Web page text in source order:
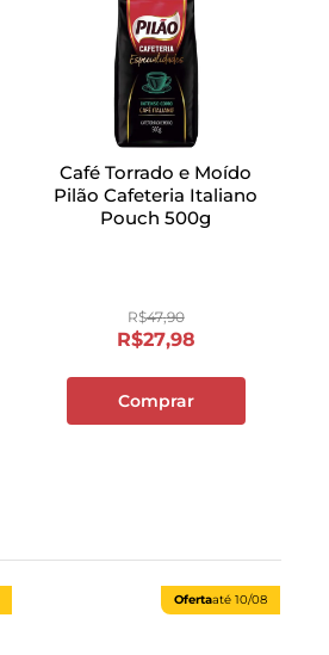
Café Torrado e Moído
Pilão Cafeteria Italiano
Pouch 500g
R$47,90
R$27,98
Comprar
Ofertaaté 10/08